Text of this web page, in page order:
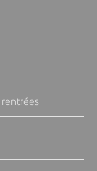
rentrées